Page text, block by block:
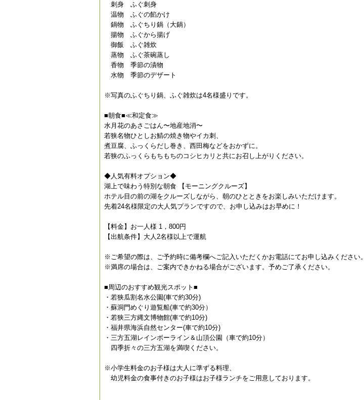
刺身 ふぐ刺身
温物 ふぐの餡かけ
鍋物 ふぐちり鍋（大鍋）
揚物 ふぐから揚げ
御飯 ふぐ雑炊
蒸物 ふぐ茶碗蒸し
香物 季節の漬物
水物 季節のデザート
※写真のふぐちり鍋、ふぐ雑炊は4名様盛りです。
■朝食■≪和定食≫
水月花のあさごはん〜地産地消〜
若狭名物ひとしお鯖の焼き物やイカ刺、
煮豆腐、ふっくらだし巻き、西田梅などをおかずに。
若狭のふっくらもちもちのコシヒカリと共にお召し上がりください。
◆人気有料オプション◆
湖上で味わう特別な朝食 【モーニングクルーズ】
ホテル目の前の湖をクルーズしながら、朝のひとときをお楽しみいただけます。
先着24名様限定の大人気プランですので、お申し込みはお早めに！
【料金】お一人様 1，800円
【出航条件】大人2名様以上で運航
※ご希望の際は、ご予約時に備考欄へご記入いただくかお電話にてお申し込みください。
※満席の場合は、ご案内できかねる場合がございます。予めご了承ください。
■周辺のおすすめ観光スポット■
・若狭瓜割名水公園(車で約30分)
・蘇洞門めぐり遊覧船(車で約30分）
・若狭三方縄文博物館(車で約10分)
・福井県海浜自然センター(車で約10分)
・三方五湖レインボーライン＆山頂公園（車で約10分）
四季折々の三方五湖を満喫ください。
※小学生料金のお子様は大人に準ずる料理、
幼児料金の食事付きのお子様はお子様ランチをご用意しております。